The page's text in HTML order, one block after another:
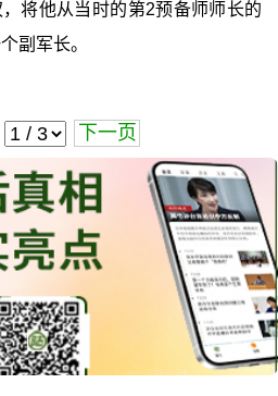
将他从当时的第2预备师师长的
副军长。
下一页